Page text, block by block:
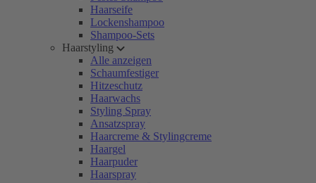
Haarseife
Lockenshampoo
Shampoo-Sets
Haarstyling
Alle anzeigen
Schaumfestiger
Hitzeschutz
Haarwachs
Styling Spray
Ansatzspray
Haarcreme & Stylingcreme
Haargel
Haarpuder
Haarspray